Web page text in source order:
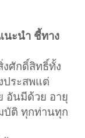
นะนำ ชี้ทาง
ศักดิ์สิทธิ์ทั้ง
ประสพแต่
อันมีด้วย อายุ
บัติ ทุกท่านทุก